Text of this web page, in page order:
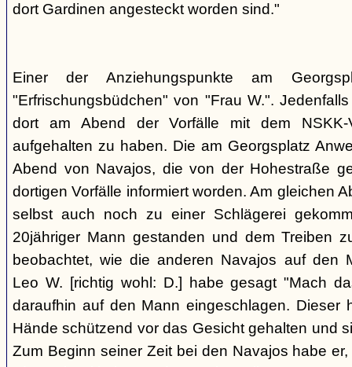
dort Gardinen angesteckt worden sind."
Einer der Anziehungspunkte am
"Erfrischungsbüdchen" von "Frau W.".
dort am Abend der Vorfälle mit dem NSKK-
aufgehalten zu haben. Die am Georgsplatz
Abend von Navajos, die von der Hohestraße
dortigen Vorfälle informiert worden. Am gleichen
selbst auch noch zu einer Schlägerei
20jähriger Mann gestanden und dem Treiben
beobachtet, wie die anderen Navajos auf den
Leo W. [richtig wohl: D.] habe gesagt "Mach
daraufhin auf den Mann eingeschlagen. Dieser
Hände schützend vor das Gesicht gehalten und
Zum Beginn seiner Zeit bei den Navajos habe